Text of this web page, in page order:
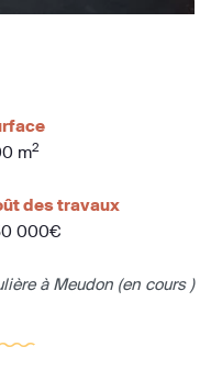
m2
des travaux
000€
à Meudon (en cours )